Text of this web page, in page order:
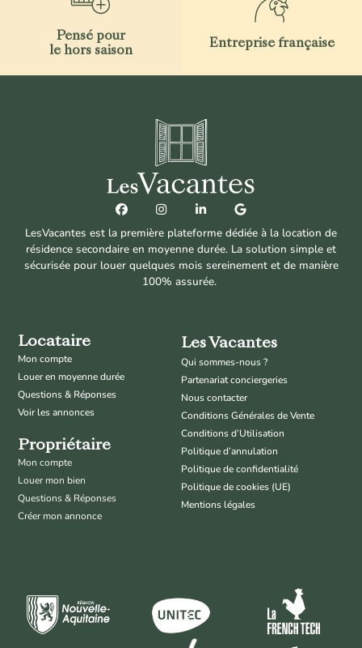
Pensé pour
le hors saison
Entreprise française
LesVacantes est la première plateforme dédiée à la location de
résidence secondaire en moyenne durée. La solution simple et
sécurisée pour louer quelques mois sereinement et de manière
100% assurée.
Locataire
Mon compte
Louer en moyenne durée
Questions & Réponses
Voir les annonces
Propriétaire
Mon compte
Louer mon bien
Questions & Réponses
Créer mon annonce
Les Vacantes
Qui sommes-nous ?
Partenariat conciergeries
Nous contacter
Conditions Générales de Vente
Conditions d’Utilisation
Politique d’annulation
Politique de confidentialité
Politique de cookies (UE)
Mentions légales